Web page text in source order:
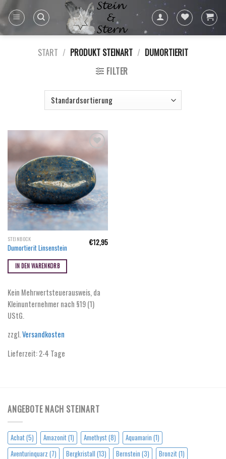
Skip
to
content
START / PRODUKT STEINART / DUMORTIERIT
FILTER
STEINBOCK
Dumortierit Linsenstein
€12,95
IN DEN WARENKORB
Kein Mehrwertsteuerausweis, da
Kleinunternehmer nach §19 (1)
UStG.
zzgl.Versandkosten
Lieferzeit:2-4 Tage
ANGEBOTE NACH STEINART
Achat(5) Amazonit(1) Amethyst(8) Aquamarin (1)
Aventurinquarz (7) Bergkristall (13) Bernstein (3) Bronzit(1)